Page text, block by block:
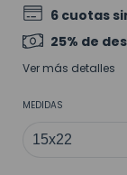
6 cuotas
25% de
Ver más detalles
MEDIDAS